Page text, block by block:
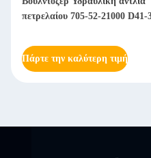
3-5
ZX70 ZX75
Πάρτε την